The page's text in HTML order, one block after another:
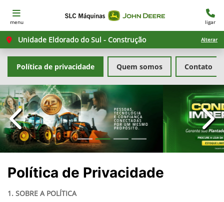
menu ligar
Unidade Eldorado do Sul - Construção Alterar
Quem somos Contato
Política de privacidade
templates.template-
Política de Privacidade
1. SOBRE A POLÍTICA